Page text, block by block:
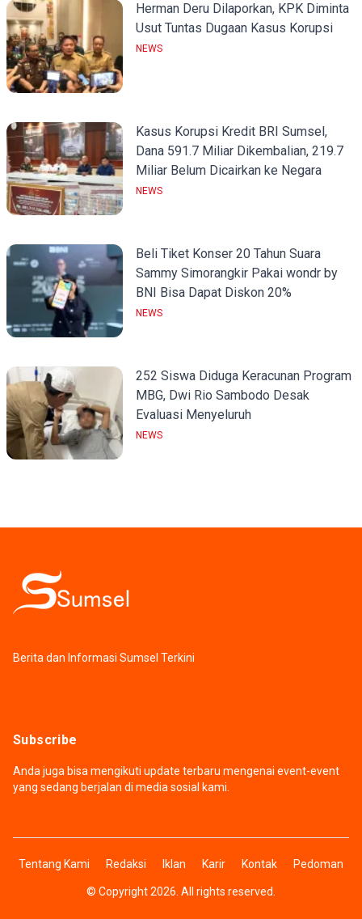
Herman Deru Dilaporkan, KPK Diminta
Usut Tuntas Dugaan Kasus Korupsi
NEWS
Kasus Korupsi Kredit BRI Sumsel,
Dana 591.7 Miliar Dikembalian, 219.7
Miliar Belum Dicairkan ke Negara
NEWS
Beli Tiket Konser 20 Tahun Suara
Sammy Simorangkir Pakai wondr by
BNI Bisa Dapat Diskon 20%
NEWS
252 Siswa Diduga Keracunan Program
MBG, Dwi Rio Sambodo Desak
Evaluasi Menyeluruh
NEWS
Berita dan Informasi Sumsel Terkini
Subscribe
Anda juga bisa mengikuti update terbaru mengenai event-event
yang sedang berjalan di media sosial kami.
© Copyright 2026. All rights reserved.
Tentang Kami Redaksi Iklan Karir Kontak Pedoman